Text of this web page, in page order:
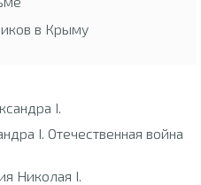
в Крыму
I.
I. Отечественная война
Николая I.